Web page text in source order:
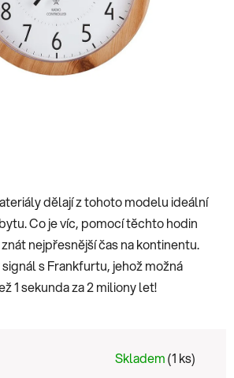
dělají z tohoto modelu ideální
Co je víc, pomocí těchto hodin
nejpřesnější čas na kontinentu.
s Frankfurtu, jehož možná
1 sekunda za 2 miliony let!
Skladem(1 ks)